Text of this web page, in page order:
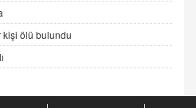
Dava Açmadan Önce
Şartı
kişi ölü bulundu